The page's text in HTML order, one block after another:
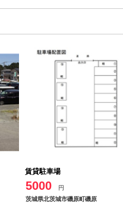
賃貸駐車場
5000
円
茨城県北茨城市磯原町磯原